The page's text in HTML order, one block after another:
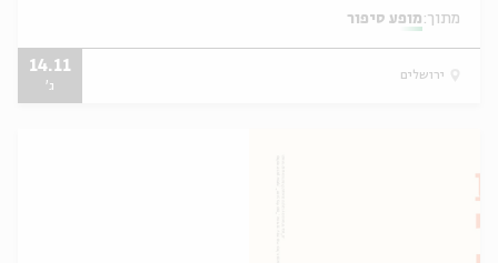
מתוך: מופע סיפור
ירושלים
14.11
ג'